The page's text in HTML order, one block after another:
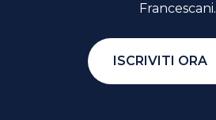
Francescani.
ISCRIVITI ORA